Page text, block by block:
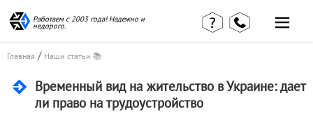
Работаем с 2003 года! Надежно и
недорого.
Главная / Наши статьи 📚
Временный вид на жительство в Украине: дает
ли право на трудоустройство